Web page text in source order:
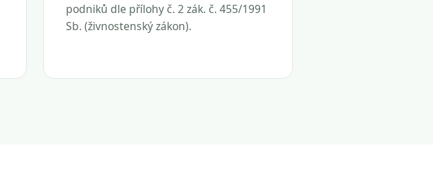
podniků dle přílohy č. 2 zák. č. 455/1991
Sb. (živnostenský zákon).